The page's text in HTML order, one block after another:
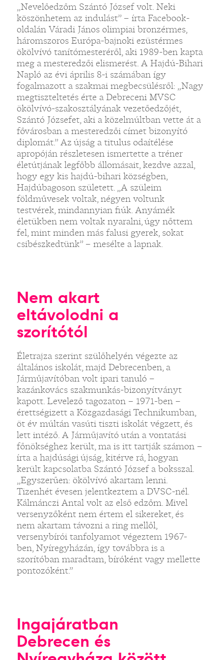
„Nevelőedzőm Szántó József volt. Neki
köszönhetem az indulást” – írta Facebook-
oldalán Váradi János olimpiai bronzérmes,
háromszoros Európa-bajnoki ezüstérmes
ökölvívó tanítómesteréről, aki 1989-ben kapta
meg a mesteredzői elismerést. A Hajdú-Bihari
Napló az évi április 8-i számában így
fogalmazott a szakmai megbecsülésről: „Nagy
megtiszteltetés érte a Debreceni MVSC
ökölvívó-szakosztályának vezetőedzőjét,
Szántó Józsefet, aki a közelmúltban vette át a
fővárosban a mesteredzői címet bizonyító
diplomát.” Az újság a titulus odaítélése
apropóján részletesen ismertette a tréner
életútjának legfőbb állomásait, kezdve azzal,
hogy egy kis hajdú-bihari községben,
Hajdúbagoson született. „A szüleim
földművesek voltak, négyen voltunk
testvérek, mindannyian fiúk. Anyámék
életükben nem voltak nyaralni, úgy nőttem
fel, mint minden más falusi gyerek, sokat
csibészkedtünk” – mesélte a lapnak.
Nem akart
eltávolodni a
szorítótól
Életrajza szerint szülőhelyén végezte az
általános iskolát, majd Debrecenben, a
Járműjavítóban volt ipari tanuló –
kazánkovács szakmunkás-bizonyítványt
kapott. Levelező tagozaton – 1971-ben –
érettségizett a Közgazdasági Technikumban,
öt év múltán vasúti tiszti iskolát végzett, és
lett intéző. A Járműjavító után a vontatási
főnökséghez került, ma is itt tartják számon –
írta a hajdúsági újság, kitérve rá, hogyan
került kapcsolatba Szántó József a boksszal.
„Egyszerűen: ökölvívó akartam lenni.
Tizenhét évesen jelentkeztem a DVSC-nél.
Kálmánczi Antal volt az első edzőm. Mivel
versenyzőként nem értem el sikereket, és
nem akartam távozni a ring mellől,
versenybírói tanfolyamot végeztem 1967-
ben, Nyíregyházán, így továbbra is a
szorítóban maradtam, bíróként vagy mellette
pontozóként.”
Ingajáratban
Debrecen és